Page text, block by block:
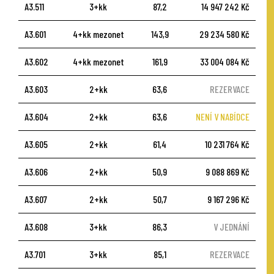
A3.511 3+kk 87,2 14 947 242 Kč
A3.601 4+kk mezonet 143,9 29 234 580 Kč
A3.602 4+kk mezonet 161,9 33 004 084 Kč
A3.603 2+kk 63,6 REZERVACE
A3.604 2+kk 63,6 NENÍ V NABÍDCE
A3.605 2+kk 61,4 10 231 764 Kč
A3.606 2+kk 50,9 9 088 869 Kč
A3.607 2+kk 50,7 9 167 296 Kč
A3.608 3+kk 86,3 V JEDNÁNÍ
A3.701 3+kk 85,1 REZERVACE